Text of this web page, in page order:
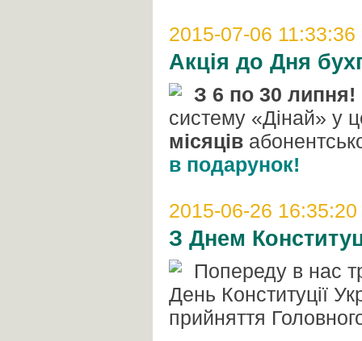
2015-07-06 11:33:36
Акція до Дня
З 6 по 30 липня!
систему «Дінай» у
місяців
в подарунок!
2015-06-26 16:35:20
З Днем
Попереду в нас
День Конституції
прийняття